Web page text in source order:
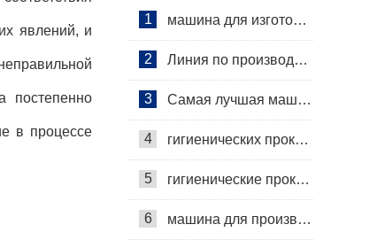
явлений, и
постепенно
в процессе
1 машина для изготовления гигиенических салфеток
2 Линия по производству гигиенических салфеток
3 Самая лучшая машина для гигиенических салфеток
4 гигиенических прокладок машина
5 гигиенические прокладки машина
6 машина для производства гигиенических прокладок